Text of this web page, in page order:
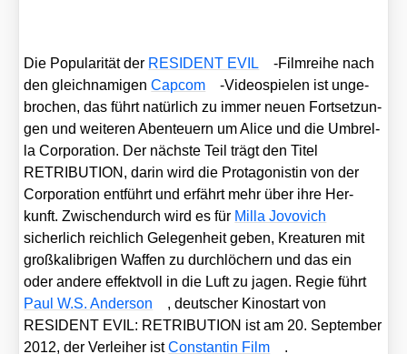
Die Popu­la­ri­tät der RESIDENT EVIL
-Film­rei­he nach
den gleich­na­mi­genCap­com
-Video­spie­len ist unge­
bro­chen, das führt natür­lich zu immer neu­en Fort­set­zun­
gen und wei­te­ren Aben­teu­ern um Ali­ce und die Umbrel­
la Cor­po­ra­ti­on. Der nächs­te Teil trägt den Titel
RETRIBUTION, dar­in wird die Prot­ago­nis­tin von der
Cor­po­ra­ti­on ent­führt und erfährt mehr über ihre Her­
kunft. Zwi­schen­durch wird es für Mil­la Jovo­vich
sicher­lich reich­lich Gele­gen­heit geben, Krea­tu­ren mit
groß­ka­li­bri­gen Waf­fen zu durch­lö­chern und das ein
oder ande­re effekt­voll in die Luft zu jagen. Regie führt
Paul W.S. Ander­son
, deut­scher Kino­start von
RESIDENT EVIL: RETRIBUTION ist am 20. Sep­tem­ber
2012, der Ver­lei­her istCon­stan­tin Film .